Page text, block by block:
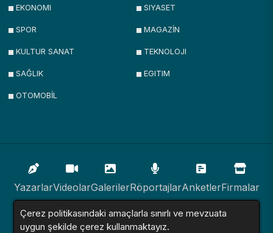
EKONOMI SIYASET
SPOR MAGAZİN
KULTUR SANAT TEKNOLOJI
SAĞLIK EGITIM
OTOMOBİL
YazarlarVideolarGalerilerRöportajlarAnketlerFirmalar
İlanlarResmi İlanlarSitemap
Çerez politikasındaki amaçlarla sınırlı ve mevzuata
uygun şekilde çerez kullanmaktayız.